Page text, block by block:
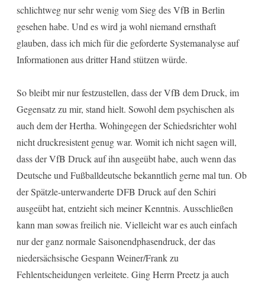
schlichtweg nur sehr wenig vom Sieg des VfB in Berlin
gesehen habe. Und es wird ja wohl niemand ernsthaft
glauben, dass ich mich für die geforderte Systemanalyse auf
Informationen aus dritter Hand stützen würde.
So bleibt mir nur festzustellen, dass der VfB dem Druck, im
Gegensatz zu mir, stand hielt. Sowohl dem psychischen als
auch dem der Hertha. Wohingegen der Schiedsrichter wohl
nicht druckresistent genug war. Womit ich nicht sagen will,
dass der VfB Druck auf ihn ausgeübt habe, auch wenn das
Deutsche und Fußballdeutsche bekanntlich gerne mal tun. Ob
der Spätzle-unterwanderte DFB Druck auf den Schiri
ausgeübt hat, entzieht sich meiner Kenntnis. Ausschließen
kann man sowas freilich nie. Vielleicht war es auch einfach
nur der ganz normale Saisonendphasendruck, der das
niedersächsische Gespann Weiner/Frank zu
Fehlentscheidungen verleitete. Ging Herrn Preetz ja auch